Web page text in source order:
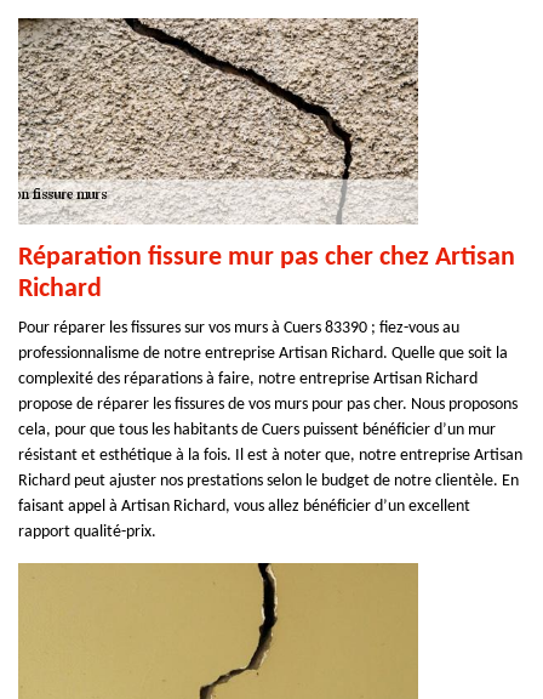
Réparation fissure mur pas cher chez Artisan
Richard
Pour réparer les fissures sur vos murs à Cuers 83390 ; fiez-vous au
professionnalisme de notre entreprise Artisan Richard. Quelle que soit la
complexité des réparations à faire, notre entreprise Artisan Richard
propose de réparer les fissures de vos murs pour pas cher. Nous proposons
cela, pour que tous les habitants de Cuers puissent bénéficier d’un mur
résistant et esthétique à la fois. Il est à noter que, notre entreprise Artisan
Richard peut ajuster nos prestations selon le budget de notre clientèle. En
faisant appel à Artisan Richard, vous allez bénéficier d’un excellent
rapport qualité-prix.